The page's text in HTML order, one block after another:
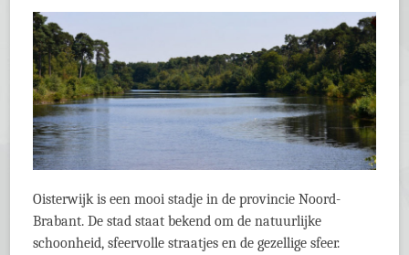
Oisterwijk is een mooi stadje in de provincie Noord-
Brabant. De stad staat bekend om de natuurlijke
schoonheid, sfeervolle straatjes en de gezellige sfeer.